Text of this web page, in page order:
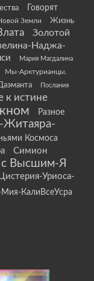
Говорят
Земли
Жизнь
Золотой
Наджа-
Мария Магдалина
Мы-Арктурианцы.
Послания
к истине
Разное
Житаяра-
Космоса
Симион
с Высшим-Я
Цистерия-Уриоса-
КалиВсеУсра